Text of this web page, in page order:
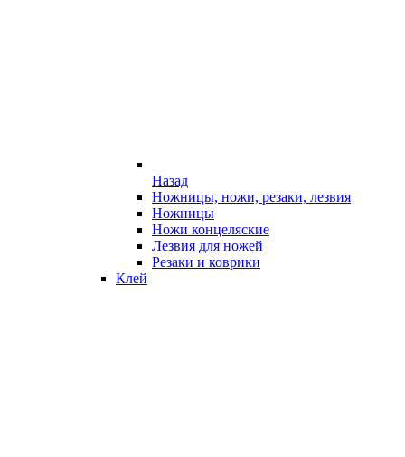
Назад
Ножницы, ножи, резаки, лезвия
Ножницы
Ножи концеляские
Лезвия для ножей
Резаки и коврики
Клей